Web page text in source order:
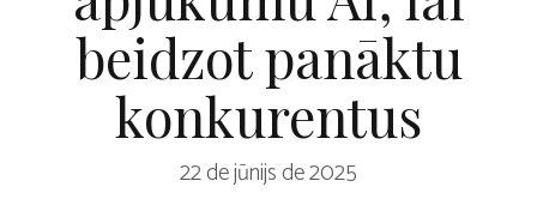
beidzot panāktu
konkurentus
22 de jūnijs de 2025